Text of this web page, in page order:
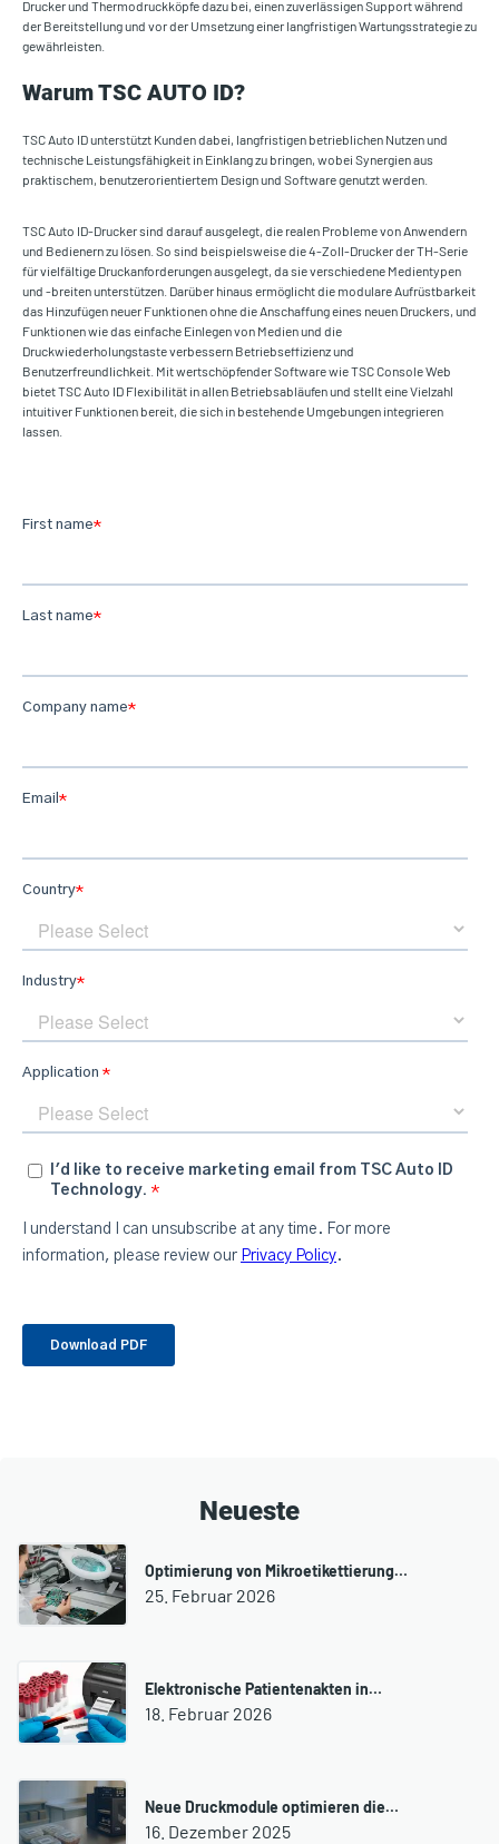
Drucker und Thermodruckköpfe dazu bei, einen zuverlässigen Support während
der Bereitstellung und vor der Umsetzung einer langfristigen Wartungsstrategie zu
gewährleisten.
Warum TSC AUTO ID?
TSC Auto ID unterstützt Kunden dabei, langfristigen betrieblichen Nutzen und
technische Leistungsfähigkeit in Einklang zu bringen, wobei Synergien aus
praktischem, benutzerorientiertem Design und Software genutzt werden.
TSC Auto ID-Drucker sind darauf ausgelegt, die realen Probleme von Anwendern
und Bedienern zu lösen. So sind beispielsweise die 4-Zoll-Drucker der TH-Serie
für vielfältige Druckanforderungen ausgelegt, da sie verschiedene Medientypen
und -breiten unterstützen. Darüber hinaus ermöglicht die modulare Aufrüstbarkeit
das Hinzufügen neuer Funktionen ohne die Anschaffung eines neuen Druckers, und
Funktionen wie das einfache Einlegen von Medien und die
Druckwiederholungstaste verbessern Betriebseffizienz und
Benutzerfreundlichkeit. Mit wertschöpfender Software wie TSC Console Web
bietet TSC Auto ID Flexibilität in allen Betriebsabläufen und stellt eine Vielzahl
intuitiver Funktionen bereit, die sich in bestehende Umgebungen integrieren
lassen.
Neueste
Optimierung von Mikroetikettierung…
25. Februar 2026
Elektronische Patientenakten in…
18. Februar 2026
Neue Druckmodule optimieren die…
16. Dezember 2025